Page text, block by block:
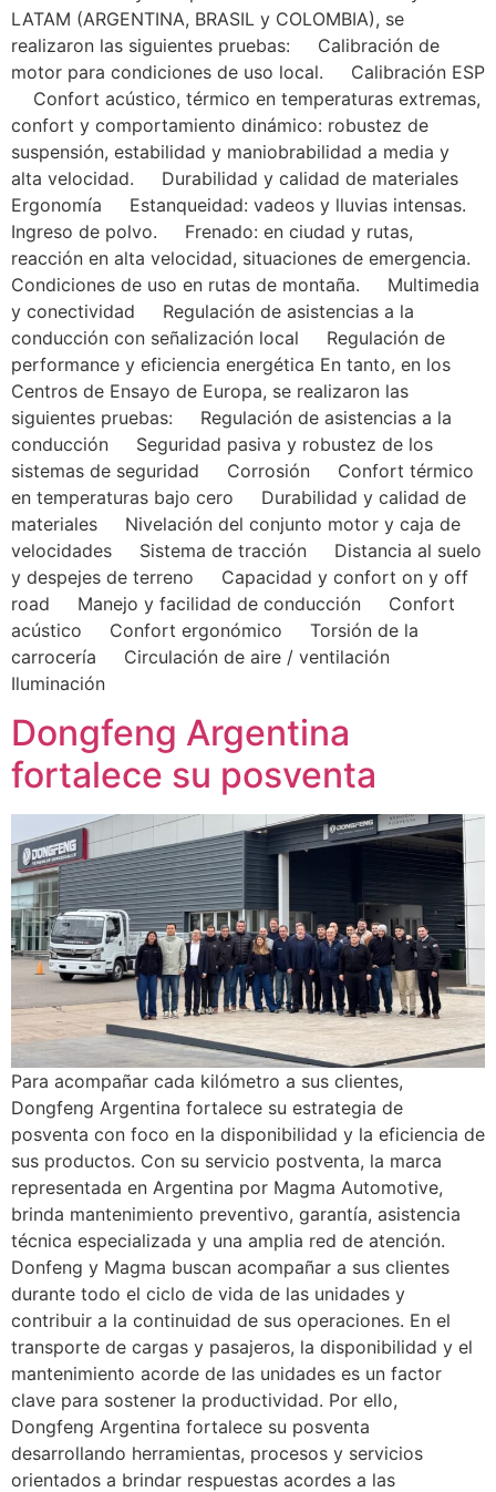
LATAM (ARGENTINA, BRASIL y COLOMBIA), se
realizaron las siguientes pruebas: Calibración de
motor para condiciones de uso local. Calibración ESP
Confort acústico, térmico en temperaturas extremas,
confort y comportamiento dinámico: robustez de
suspensión, estabilidad y maniobrabilidad a media y
alta velocidad. Durabilidad y calidad de materiales
Ergonomía Estanqueidad: vadeos y lluvias intensas.
Ingreso de polvo. Frenado: en ciudad y rutas,
reacción en alta velocidad, situaciones de emergencia.
Condiciones de uso en rutas de montaña. Multimedia
y conectividad Regulación de asistencias a la
conducción con señalización local Regulación de
performance y eficiencia energética En tanto, en los
Centros de Ensayo de Europa, se realizaron las
siguientes pruebas: Regulación de asistencias a la
conducción Seguridad pasiva y robustez de los
sistemas de seguridad Corrosión Confort térmico
en temperaturas bajo cero Durabilidad y calidad de
materiales Nivelación del conjunto motor y caja de
velocidades Sistema de tracción Distancia al suelo
y despejes de terreno Capacidad y confort on y off
road Manejo y facilidad de conducción Confort
acústico Confort ergonómico Torsión de la
carrocería Circulación de aire / ventilación
Iluminación
Dongfeng Argentina
fortalece su posventa
Para acompañar cada kilómetro a sus clientes,
Dongfeng Argentina fortalece su estrategia de
posventa con foco en la disponibilidad y la eficiencia de
sus productos. Con su servicio postventa, la marca
representada en Argentina por Magma Automotive,
brinda mantenimiento preventivo, garantía, asistencia
técnica especializada y una amplia red de atención.
Donfeng y Magma buscan acompañar a sus clientes
durante todo el ciclo de vida de las unidades y
contribuir a la continuidad de sus operaciones. En el
transporte de cargas y pasajeros, la disponibilidad y el
mantenimiento acorde de las unidades es un factor
clave para sostener la productividad. Por ello,
Dongfeng Argentina fortalece su posventa
desarrollando herramientas, procesos y servicios
orientados a brindar respuestas acordes a las